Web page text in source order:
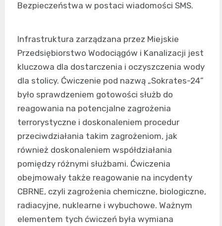
Bezpieczeństwa w postaci wiadomości SMS.
Infrastruktura zarządzana przez Miejskie
Przedsiębiorstwo Wodociągów i Kanalizacji jest
kluczowa dla dostarczenia i oczyszczenia wody
dla stolicy. Ćwiczenie pod nazwą „Sokrates-24”
było sprawdzeniem gotowości służb do
reagowania na potencjalne zagrożenia
terrorystyczne i doskonaleniem procedur
przeciwdziałania takim zagrożeniom, jak
również doskonaleniem współdziałania
pomiędzy różnymi służbami. Ćwiczenia
obejmowały także reagowanie na incydenty
CBRNE, czyli zagrożenia chemiczne, biologiczne,
radiacyjne, nuklearne i wybuchowe. Ważnym
elementem tych ćwiczeń była wymiana